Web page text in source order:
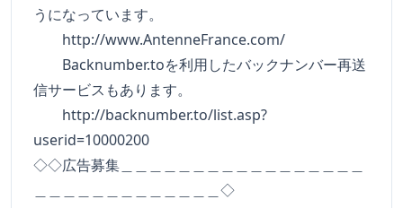
うになっています。
http://www.AntenneFrance.com/
Backnumber.toを利用したバックナンバー再送
信サービスもあります。
http://backnumber.to/list.asp?
userid=10000200
◇◇広告募集＿＿＿＿＿＿＿＿＿＿＿＿＿＿＿＿＿
＿＿＿＿＿＿＿＿＿＿＿＿＿◇